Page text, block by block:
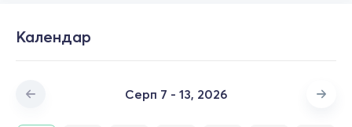
Календар
Серп 7 - 13, 2026